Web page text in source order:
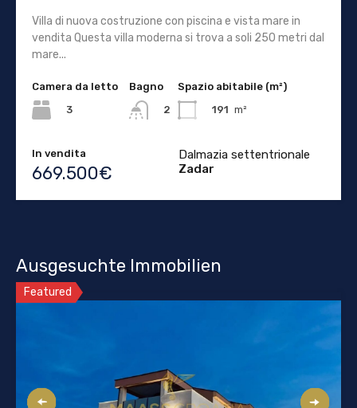
Villa di nuova costruzione con piscina e vista mare in
vendita Questa villa moderna si trova a soli 250 metri dal
mare...
Camera da letto
3
Bagno
2
Spazio abitabile (m²)
191 m²
In vendita
669.500€
Dalmazia settentrionale
Zadar
Ausgesuchte Immobilien
Featured